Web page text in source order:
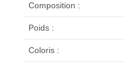
Composition :
Poids :
Coloris :